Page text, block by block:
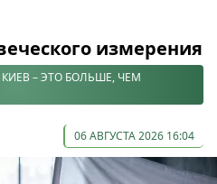
измерения
– ЭТО БОЛЬШЕ, ЧЕМ
06 АВГУСТА 2026 16:04